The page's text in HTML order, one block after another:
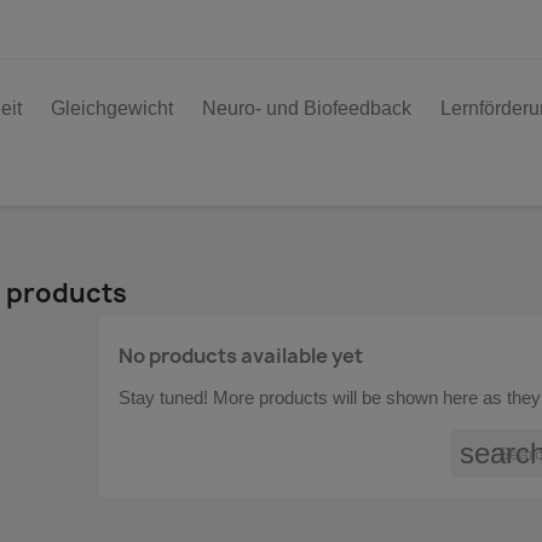
Gleichgewicht Neuro- und Biofeedback
products
No products available yet
Stay tuned! More products will be shown here as